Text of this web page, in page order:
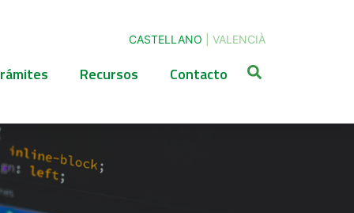
CASTELLANO VALENCIÀ
Recursos Contacto